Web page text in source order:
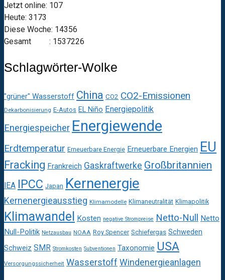
Jetzt online: 107
Heute: 3173
Diese Woche: 14356
Gesamt : 1537226
Schlagwörter-Wolke
"grüner" Wasserstoff China CO2 CO2-Emissionen
Dekarbonisierung E-Autos EL Niño Energiepolitik
Energiespeicher Energiewende
Erdtemperatur Erneuerbare Energie Erneuerbare Energien EU
Fracking Frankreich Gaskraftwerke Großbritannien
IEA IPCC Japan Kernenergie
Kernenergieausstieg Klimamodelle Klimaneutralität Klimapolitik
Klimawandel Kosten negative Strompreise Netto-Null Netto
Null-Politik Netzausbau NOAA Roy Spencer Schiefergas Schweden
Schweiz SMR Stromkosten Subventionen Taxonomie USA
Versorgungssicherheit Wasserstoff Windenergieanlagen